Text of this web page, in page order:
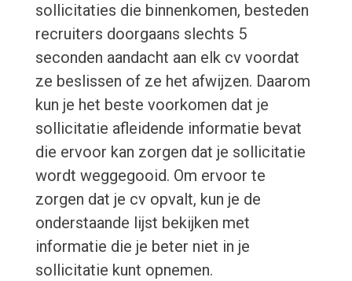
sollicitaties die binnenkomen, besteden
recruiters doorgaans slechts 5
seconden aandacht aan elk cv voordat
ze beslissen of ze het afwijzen. Daarom
kun je het beste voorkomen dat je
sollicitatie afleidende informatie bevat
die ervoor kan zorgen dat je sollicitatie
wordt weggegooid. Om ervoor te
zorgen dat je cv opvalt, kun je de
onderstaande lijst bekijken met
informatie die je beter niet in je
sollicitatie kunt opnemen.